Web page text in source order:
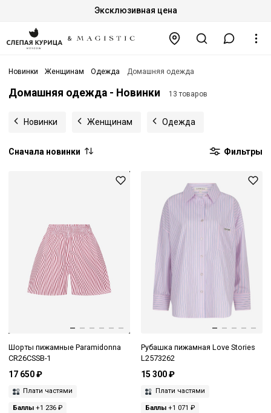
Эксклюзивная цена
Новинки Женщинам Одежда Домашняя одежда
Домашняя одежда - Новинки 13 товаров
Новинки Женщинам Одежда
Сначала новинки Фильтры
Шорты пижамные Paramidonna
CR26CSSB-1
17 650 ₽
Плати частями
Баллы +1 236 ₽
Рубашка пижамная Love Stories
L2573262
15 300 ₽
Плати частями
Баллы+1 071 ₽